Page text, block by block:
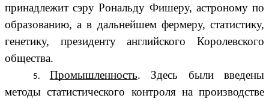
принадлежит сэру Рональду Фишеру, астроному по
образованию, а в дальнейшем фермеру, статистику,
генетику, президенту английского Королевского
общества.
Промышленность. Здесь были введены
методы статистического контроля на производстве